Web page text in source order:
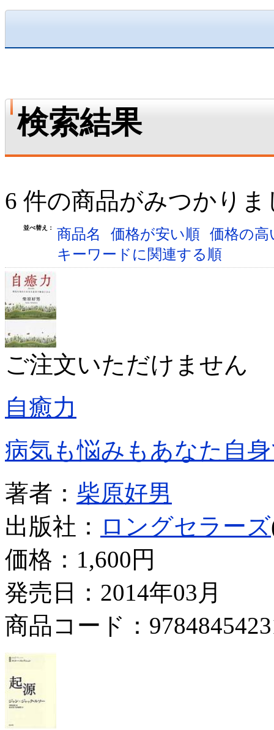
検索結果
6 件の商品がみつかりま
並べ替え： 商品名 価格が安い順 価格の
キーワードに関連する順
ご注文いただけません
自癒力
病気も悩みもあなた自
著者： 柴原好男
出版社： ロングセラーズ
価格： 1,600円
発売日：2014年03月
商品コード：